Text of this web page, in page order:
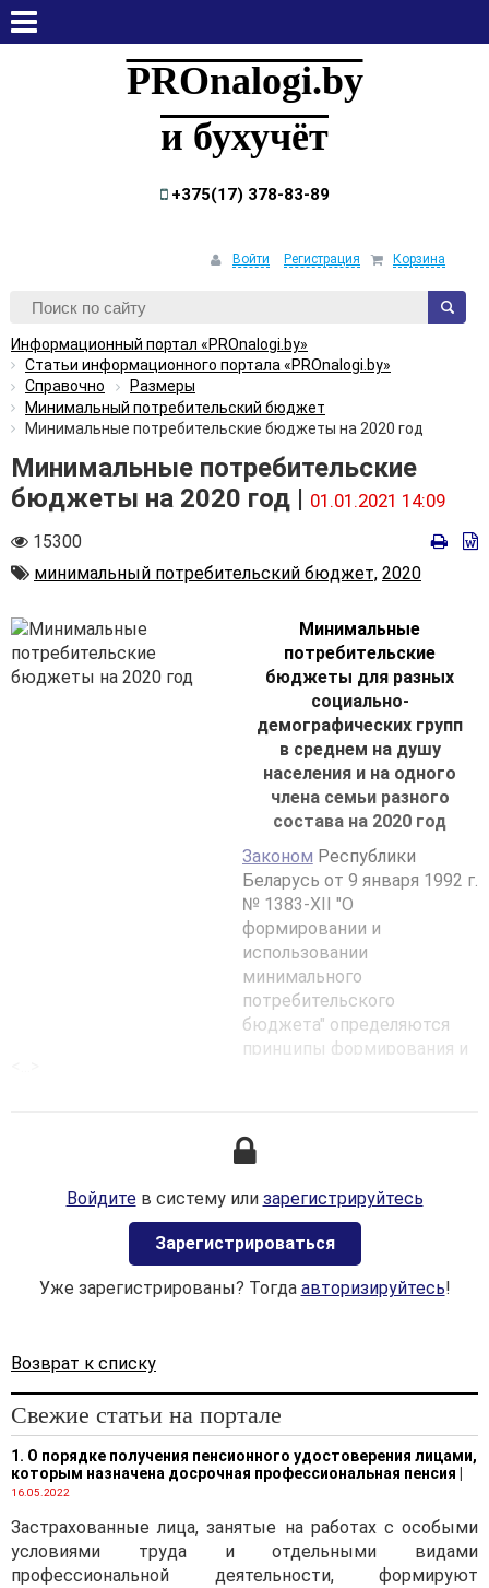
PROnalogi.by
и бухучёт
+375(17) 378-83-89
Войти Регистрация Корзина
Информационный портал «PROnalogi.by»
Статьи информационного портала «PROnalogi.by»
Справочно
Размеры
Минимальный потребительский бюджет
Минимальные потребительские бюджеты на 2020 год
Минимальные потребительские
бюджеты на 2020 год | 01.01.2021 14:09
Количество
просмотров
15300
Автор
минимальный потребительский бюджет, 2020
Минимальные
потребительские
бюджеты для разных
социально-
демографических групп
в среднем на душу
населения и на одного
члена семьи разного
состава на 2020 год
Законом Республики
Беларусь от 9 января 1992 г.
№ 1383-XII "О
формировании и
использовании
минимального
потребительского
бюджета" определяются
принципы формирования и
потребительских
бюджетов, являющихся
основой для социальных
нормативов.
Минимальный
потребительский бюджет
представляет собой
удовлетворения основных
физиологических и
потребностей человека.
потребительский бюджет
используется как
социальный норматив для:
Войдитев систему или зарегистрируйтесь
Зaрегистрироваться
Уже зарегистрированы? Тогда авторизируйтесь!
Возврат к списку
Свежие статьи на портале
1. О порядке получения пенсионного удостоверения лицами,
которым назначена досрочная профессиональная пенсия
16.05.2022
Застрахованные лица, занятые на работах с особыми
условиями труда и отдельными видами
профессиональной деятельности, формируют